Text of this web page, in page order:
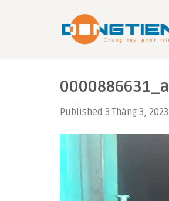
0000886631_a
Published 3 Tháng 3, 2023